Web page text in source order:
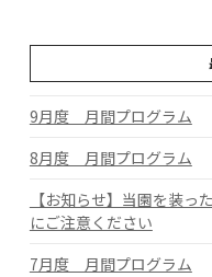
9月度 月間プログラム
8月度 月間プログラム
【お知らせ】当園を装っ
にご注意ください
7月度 月間プログラム